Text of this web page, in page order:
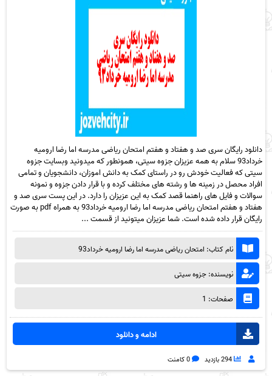
دانلود رایگان سری صد و هفتاد و هفتم امتحان ریاضی مدرسه اما رضا ارومیه
خرداد93 سلام به همه عزیزان جزوه سیتی، همونطور که میدونید وبسایت جزوه
سیتی که فعالیت خودش رو در راستای کمک به دانش اموزان، دانشجویان و تمامی
افراد محصل در زمینه ها و رشته های مختلف کرده و با قرار دادن جزوه و نمونه
سوالات و فایل های راهنما قصد کمک به این عزیزان را دارد. در این پست سری صد و
هفتاد و هفتم امتحان ریاضی مدرسه اما رضا ارومیه خرداد93 به همراه pdf به صورت
رایگان قرار داده شده است. شما عزیزان میتونید از قسمت ...
نام کتاب: امتحان ریاضی مدرسه اما رضا ارومیه خرداد93
نویسنده: جزوه سیتی
صفحات: 1
ادامه و دانلود
294 بازدید 0 کامنت